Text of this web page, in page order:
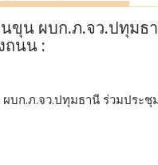
ขุน ผบก.ภ.จว.ปทุม
ถนน :
บก.ภ.จว.ปทุมธานี ร่วมประ